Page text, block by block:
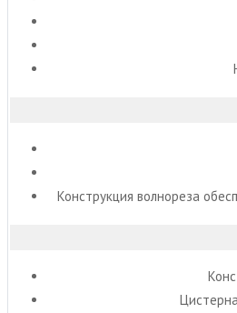
Конструкция волнореза